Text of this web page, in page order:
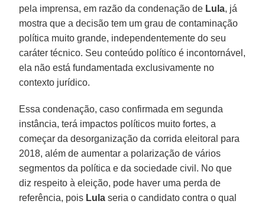
pela imprensa, em razão da condenação de Lula, já
mostra que a decisão tem um grau de contaminação
política muito grande, independentemente do seu
caráter técnico. Seu conteúdo político é incontornável,
ela não está fundamentada exclusivamente no
contexto jurídico.
Essa condenação, caso confirmada em segunda
instância, terá impactos políticos muito fortes, a
começar da desorganização da corrida eleitoral para
2018, além de aumentar a polarização de vários
segmentos da política e da sociedade civil. No que
diz respeito à eleição, pode haver uma perda de
referência, pois Lula seria o candidato contra o qual